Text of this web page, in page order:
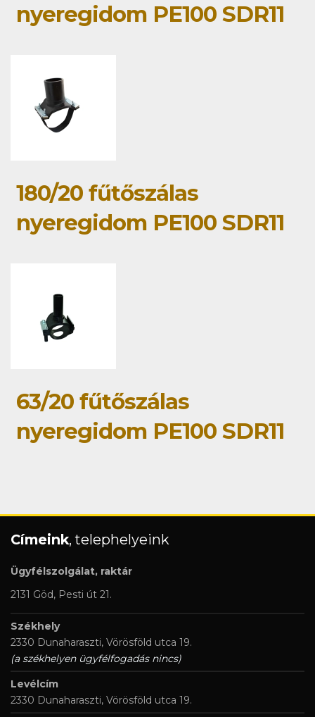
nyeregidom PE100 SDR11
180/20 fűtőszálas
nyeregidom PE100 SDR11
63/20 fűtőszálas
nyeregidom PE100 SDR11
Címeink, telephelyeink
Ügyfélszolgálat, raktár
2131 Göd, Pesti út 21.
Székhely
2330 Dunaharaszti, Vörösföld utca 19.
(a székhelyen ügyfélfogadás nincs)
Levélcím
2330 Dunaharaszti, Vörösföld utca 19.